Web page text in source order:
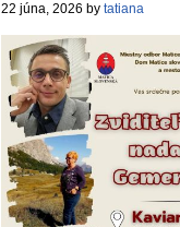
22 júna, 2026 by tatiana